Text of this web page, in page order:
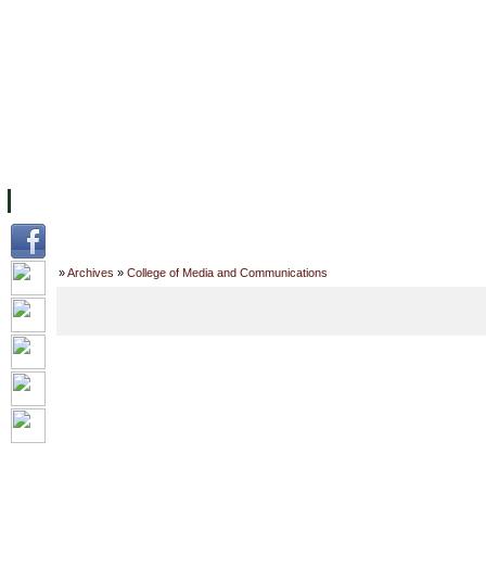
Home »Archives » College of Media and Communications